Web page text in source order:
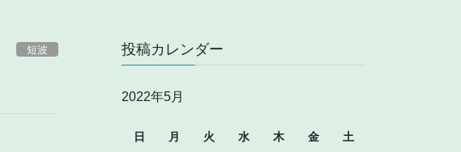
短波 投稿カレンダー
2022年5月
日 月 火 水 木 金 土